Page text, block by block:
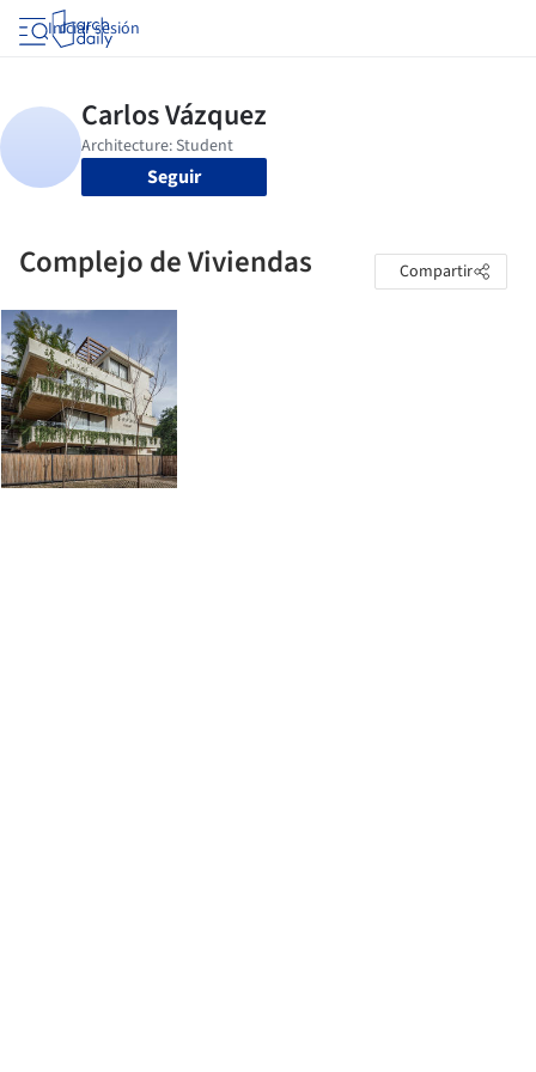
Iniciar sesión
Seguir
Complejo de Viviendas Compartir